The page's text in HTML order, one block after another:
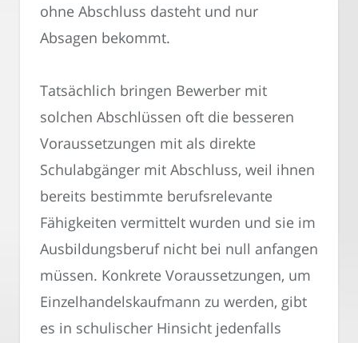
ohne Abschluss dasteht und nur
Absagen bekommt.
Tatsächlich bringen Bewerber mit
solchen Abschlüssen oft die besseren
Voraussetzungen mit als direkte
Schulabgänger mit Abschluss, weil ihnen
bereits bestimmte berufsrelevante
Fähigkeiten vermittelt wurden und sie im
Ausbildungsberuf nicht bei null anfangen
müssen. Konkrete Voraussetzungen, um
Einzelhandelskaufmann zu werden, gibt
es in schulischer Hinsicht jedenfalls